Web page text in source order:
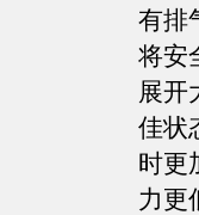
有排
将安
展开
佳状
时更
力更